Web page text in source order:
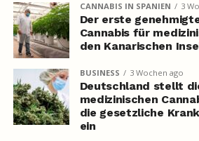
CANNABIS IN SPANIEN 3
Der erste
Cannabis für
den Kanarischen
BUSINESS 3 Wochen ago
Deutschland stellt
medizinischen
die gesetzliche
ein